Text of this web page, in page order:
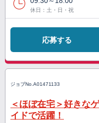
休日：土・日・祝
応募する
ジョブNo. A01471133
＜ほぼ在宅＞好きな
イドで活躍！